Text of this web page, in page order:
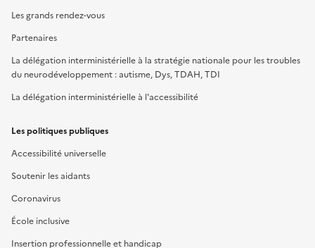
Les grands rendez-vous
Partenaires
La délégation interministérielle à la stratégie nationale pour les troubles
du neurodéveloppement : autisme, Dys, TDAH, TDI
La délégation interministérielle à l'accessibilité
Les politiques publiques
Accessibilité universelle
Soutenir les aidants
Coronavirus
École inclusive
Insertion professionnelle et handicap